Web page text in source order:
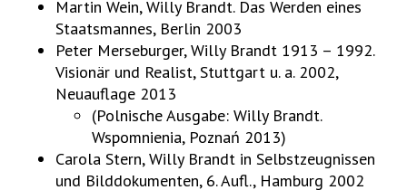
Martin Wein, Willy Brandt. Das Werden eines
Staatsmannes, Berlin 2003
Peter Merseburger, Willy Brandt 1913 – 1992.
Visionär und Realist, Stuttgart u. a. 2002,
Neuauflage 2013
(Polnische Ausgabe: Willy Brandt.
Wspomnienia, Poznań 2013)
Carola Stern, Willy Brandt in Selbstzeugnissen
und Bilddokumenten, 6. Aufl., Hamburg 2002